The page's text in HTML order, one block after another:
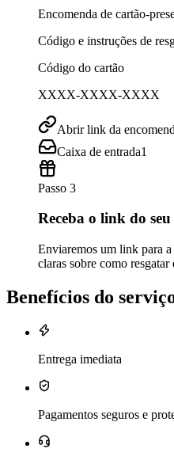
Encomenda de cartão-
Código e instruções de
Código do cartão
XXXX-XXXX-XXXX
Abrir link da
Caixa de entrada1
Passo 3
Receba o link do
Enviaremos um link para
claras sobre como
Benefícios do
Entrega imediata
Pagamentos seguros e